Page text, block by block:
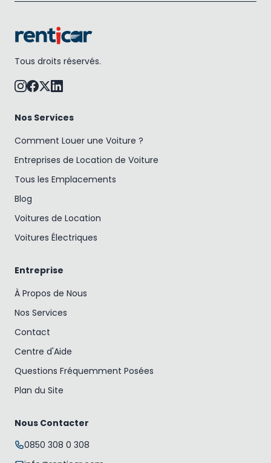
Tous droits réservés.
Nos Services
Comment Louer une Voiture ?
Entreprises de Location de Voiture
Tous les Emplacements
Blog
Voitures de Location
Voitures Électriques
Entreprise
À Propos de Nous
Nos Services
Contact
Centre d'Aide
Questions Fréquemment Posées
Plan du Site
Nous Contacter
0850 308 0 308